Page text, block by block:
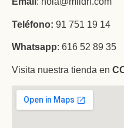
Teléfono: 91 751 19 14
Whatsapp: 616 52 89 35
Visita nuestra tienda en